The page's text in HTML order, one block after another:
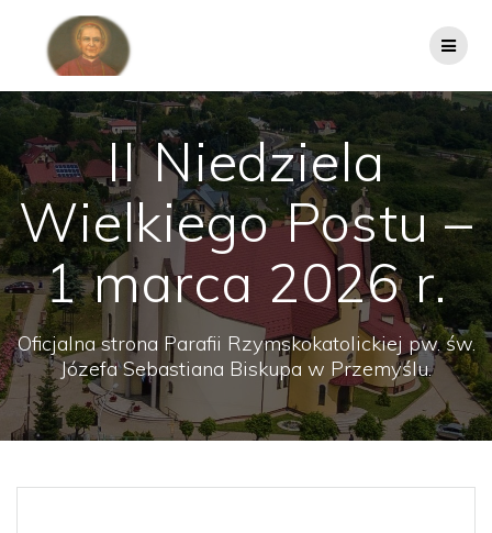
II Niedziela
Wielkiego Postu –
1 marca 2026 r.
Oficjalna strona Parafii Rzymskokatolickiej pw. św.
Józefa Sebastiana Biskupa w Przemyślu.